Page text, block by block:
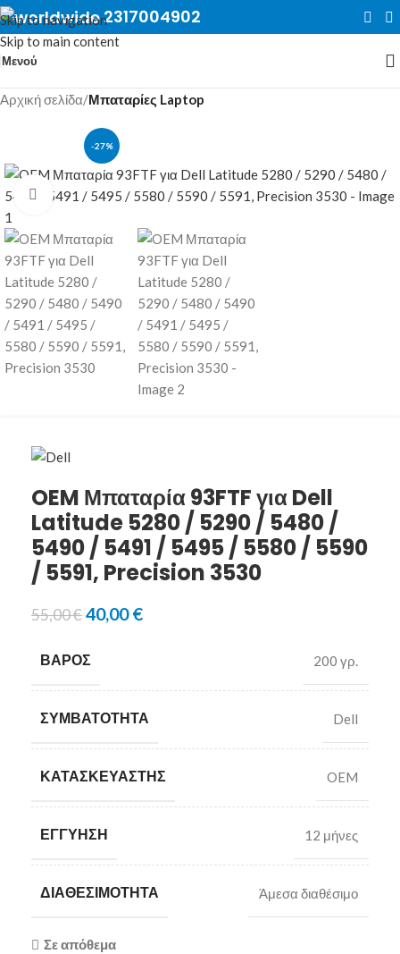
Skip to navigation
Skip to main content
2317004902
Μενού
Αρχική σελίδα Μπαταρίες Laptop
-27%
Κλικ για μεγέθυνση
OEM Μπαταρία 93FTF για Dell
Latitude 5280 / 5290 / 5480 /
5490 / 5491 / 5495 / 5580 / 5590
/ 5591, Precision 3530
55,00€40,00€
ΒΆΡΟΣ 200 γρ.
ΣΥΜΒΑΤΌΤΗΤΑ Dell
ΚΑΤΑΣΚΕΥΑΣΤΉΣ OEM
ΕΓΓΎΗΣΗ 12 μήνες
ΔΙΑΘΕΣΙΜΌΤΗΤΑ Άμεσα διαθέσιμο
Σε απόθεμα